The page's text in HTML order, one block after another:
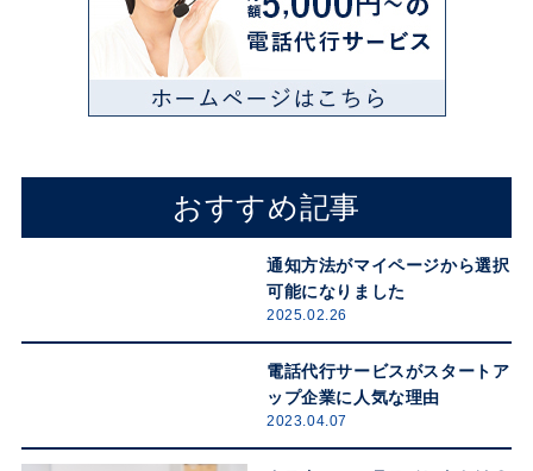
おすすめ記事
通知方法がマイページから選択
可能になりました
2025.02.26
電話代行サービスがスタートア
ップ企業に人気な理由
2023.04.07